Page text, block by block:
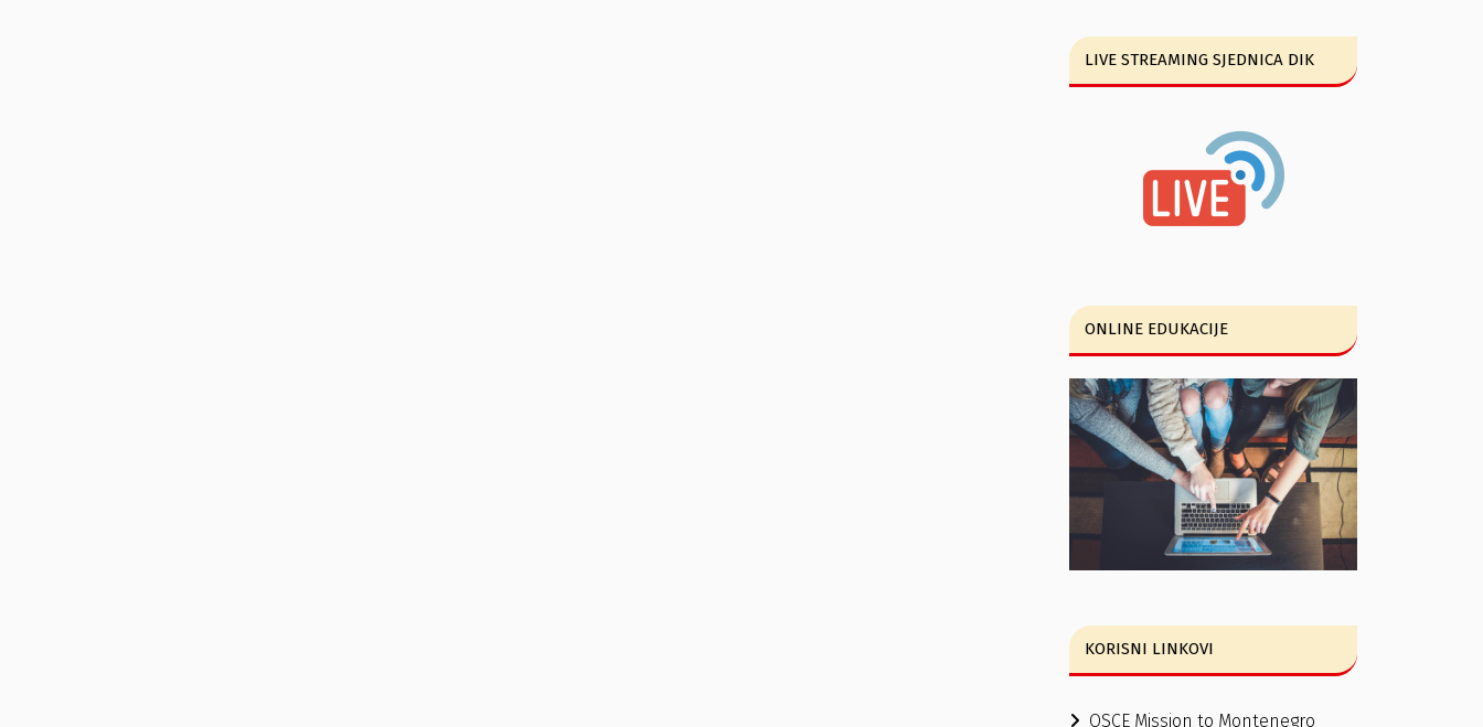
LIVE STREAMING SJEDNICA DIK
ONLINE EDUKACIJE
KORISNI LINKOVI
OSCE Mission to Montenegro